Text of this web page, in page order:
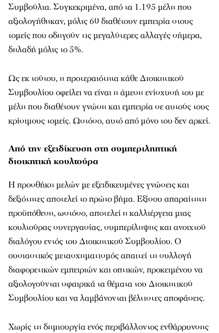
Συμβούλια. Συγκεκριμένα, από τα 1.195 μέλη που
αξιολογήθηκαν, μόλις 60 διαθέτουν εμπειρία στους
τομείς που οδηγούν τις μεγαλύτερες αλλαγές σήμερα,
δηλαδή μόλις το 5%.
Ως εκ τούτου, η προτεραιότητα κάθε Διοικητικού
Συμβουλίου οφείλει να είναι η άμεση ενίσχυσή του με
μέλη που διαθέτουν γνώση και εμπειρία σε αυτούς τους
κρίσιμους τομείς. Ωστόσο, αυτό από μόνο του δεν αρκεί.
Από την εξειδίκευση στη συμπεριληπτική
διοικητική κουλτούρα
Η προσθήκη μελών με εξειδικευμένες γνώσεις και
δεξιότητες αποτελεί το πρώτο βήμα. Εξίσου απαραίτητη
προϋπόθεση, ωστόσο, αποτελεί η καλλιέργεια μιας
κουλτούρας συνεργασίας, συμπερίληψης και ανοιχτού
διαλόγου εντός του Διοικητικού Συμβουλίου. Ο
ουσιαστικός μετασχηματισμός απαιτεί τη συλλογή
διαφορετικών εμπειριών και οπτικών, προκειμένου να
αξιολογούνται σφαιρικά τα θέματα του Διοικητικού
Συμβουλίου και να λαμβάνονται βέλτιστες αποφάσεις.
Χωρίς τη δημιουργία ενός περιβάλλοντος ενθάρρυνσης